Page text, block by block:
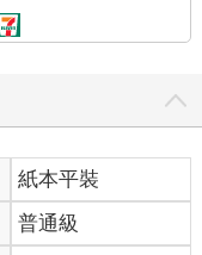
紙本平裝
普通級